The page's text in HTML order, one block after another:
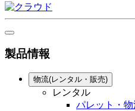
製品情報
物流(レンタル・販売)
レンタル
パレット・